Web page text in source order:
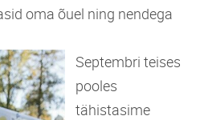
oma õuel ning nendega
Septembri teises
pooles
tähistasime